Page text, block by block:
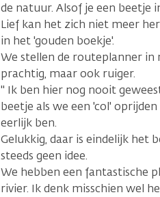
de natuur. Alsof je een beetje
Lief kan het zich niet meer
in het 'gouden boekje'.
We stellen de routeplanner in
prachtig, maar ook ruiger.
" Ik ben hier nog nooit
beetje als we een 'col'
eerlijk ben.
Gelukkig, daar is eindelijk het
steeds geen idee.
We hebben een fantastische
rivier. Ik denk misschien wel